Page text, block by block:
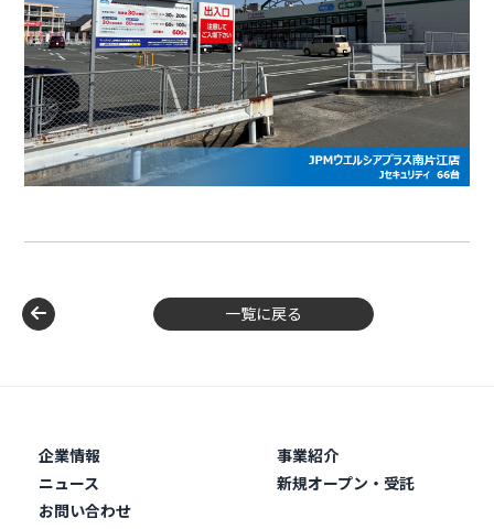
一覧に戻る
企業情報
事業紹介
ニュース
新規オープン・受託
お問い合わせ